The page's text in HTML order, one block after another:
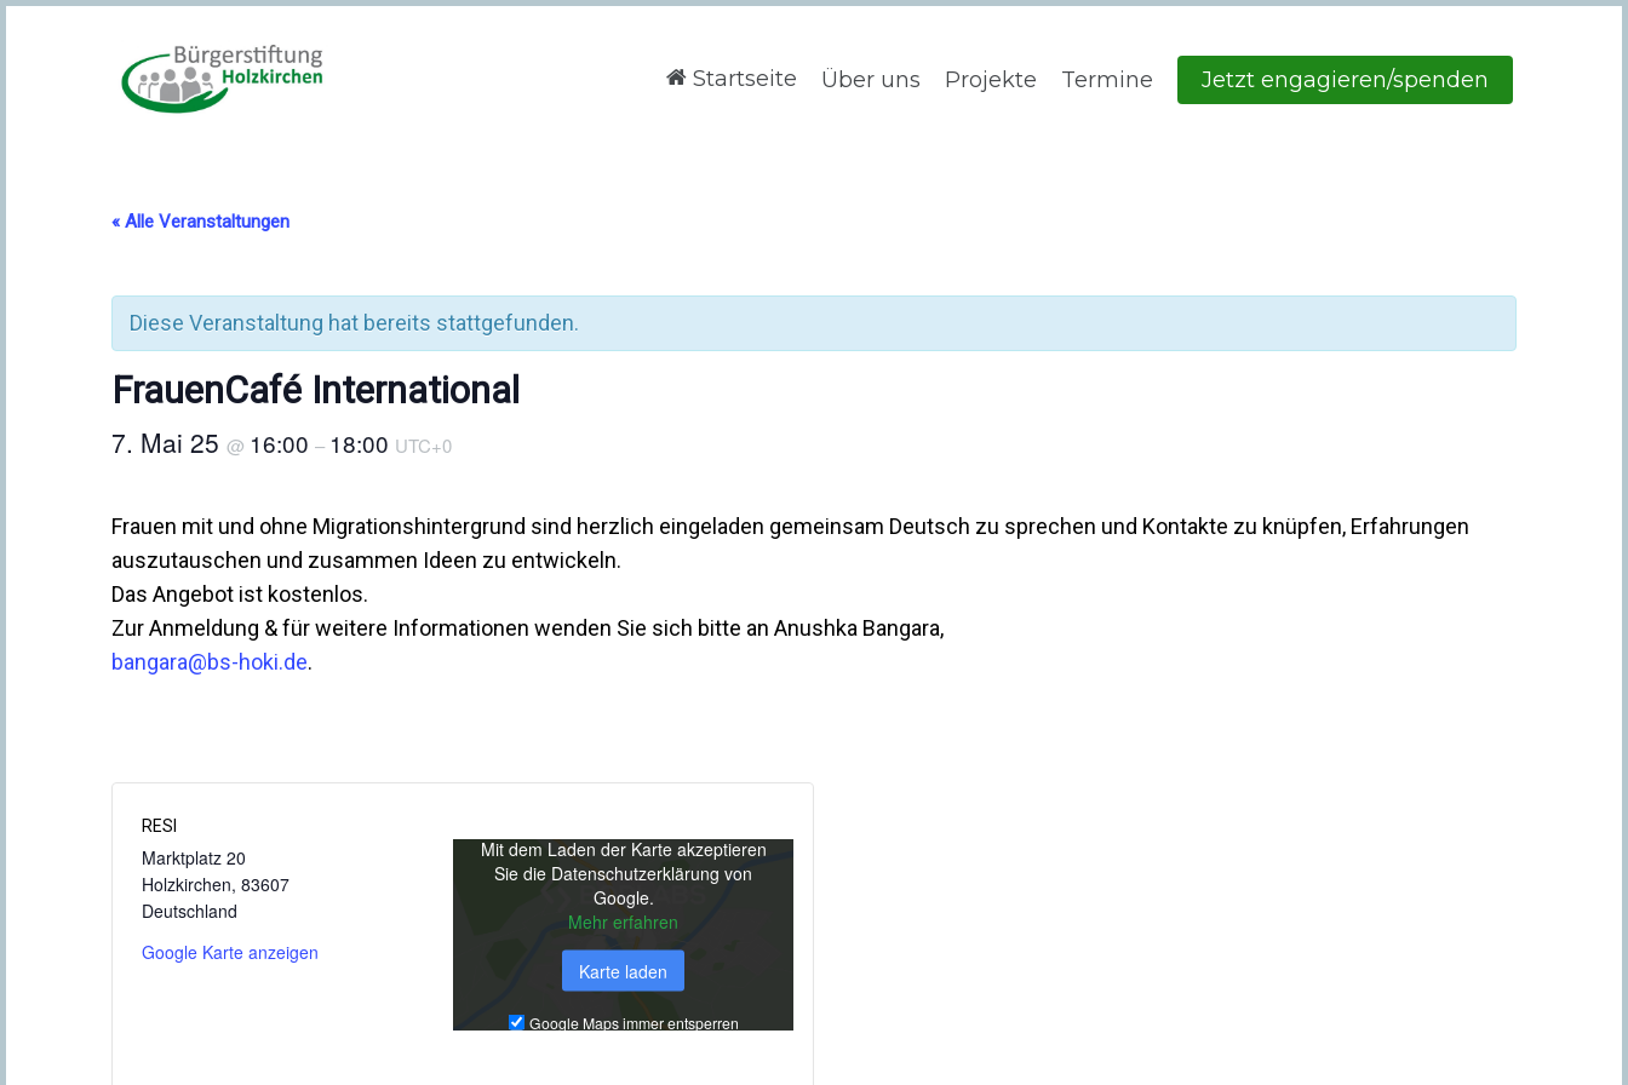
Startseite Über uns Projekte Termine Jetzt engagieren/spenden
« Alle Veranstaltungen
Diese Veranstaltung hat bereits stattgefunden.
FrauenCafé International
7. Mai 25 @ 16:00 – 18:00 UTC+0
Frauen mit und ohne Migrationshintergrund sind herzlich eingeladen gemeinsam Deutsch zu sprechen und Kontakte zu knüpfen, Erfahrungen
auszutauschen und zusammen Ideen zu entwickeln.
Das Angebot ist kostenlos.
Zur Anmeldung & für weitere Informationen wenden Sie sich bitte an Anushka Bangara,
bangara@bs-hoki.de.
RESI
Marktplatz 20
Holzkirchen, 83607
Deutschland
Google Karte anzeigen
Mit dem Laden der Karte akzeptieren
Sie die Datenschutzerklärung von
Google.
Mehr erfahren
Karte laden
Google Maps immer entsperren